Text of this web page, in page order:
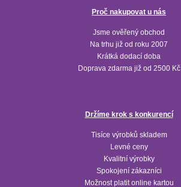
Proč nakupovat u nás
Jsme ověřený obchod
Na trhu již od roku 2007
Krátká dodací doba
Doprava zdarma již od 2500 Kč
Držíme krok s konkurencí
Tisíce výrobků skladem
Levné ceny
Kvalitní výrobky
Spokojení zákazníci
Možnost platit online kartou